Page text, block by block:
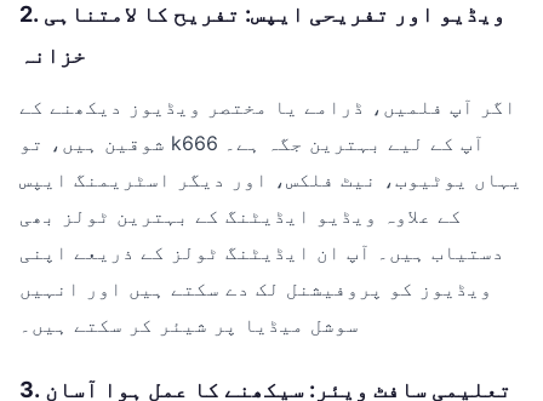
2. ویڈیو اور تفریحی ایپس: تفریح کا لامتناہی
خزانہ
اگر آپ فلمیں، ڈرامے یا مختصر ویڈیوز دیکھنے کے
شوقین ہیں، تو k666 آپ کے لیے بہترین جگہ ہے۔
یہاں یوٹیوب، نیٹ فلکس، اور دیگر اسٹریمنگ ایپس
کے علاوہ ویڈیو ایڈیٹنگ کے بہترین ٹولز بھی
دستیاب ہیں۔ آپ ان ایڈیٹنگ ٹولز کے ذریعے اپنی
ویڈیوز کو پروفیشنل لک دے سکتے ہیں اور انہیں
سوشل میڈیا پر شیئر کر سکتے ہیں۔
3. تعلیمی سافٹ ویئر: سیکھنے کا عمل ہوا آسان